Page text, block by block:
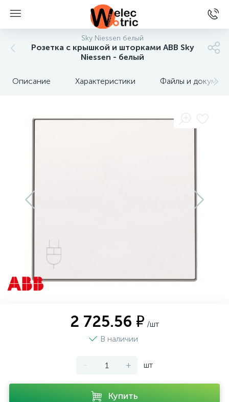
Sky Niessen белый
Розетка с крышкой и шторками ABB Sky
Niessen - белый
Описание Характеристики Файлы и
2 725.56 ₽ /шт
В наличии
- + шт
Купить